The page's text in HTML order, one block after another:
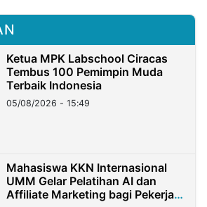
Ketua MPK Labschool Ciracas
Tembus 100 Pemimpin Muda
Terbaik Indonesia
05/08/2026 - 15:49
Mahasiswa KKN Internasional
UMM Gelar Pelatihan AI dan
Affiliate Marketing bagi Pekerja